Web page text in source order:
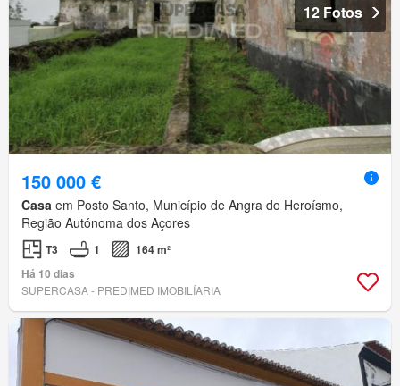
12 Fotos
150 000 €
Casa em Posto Santo, Município de Angra do Heroísmo,
Região Autónoma dos Açores
T3 1
164 m²
Há 10 dias
SUPERCASA - PREDIMED IMOBILÍARIA